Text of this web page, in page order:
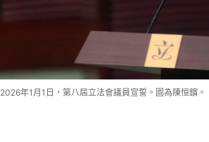
2026年1月1日，第八屆立法會議員宣誓。圖為陳恒鑌。